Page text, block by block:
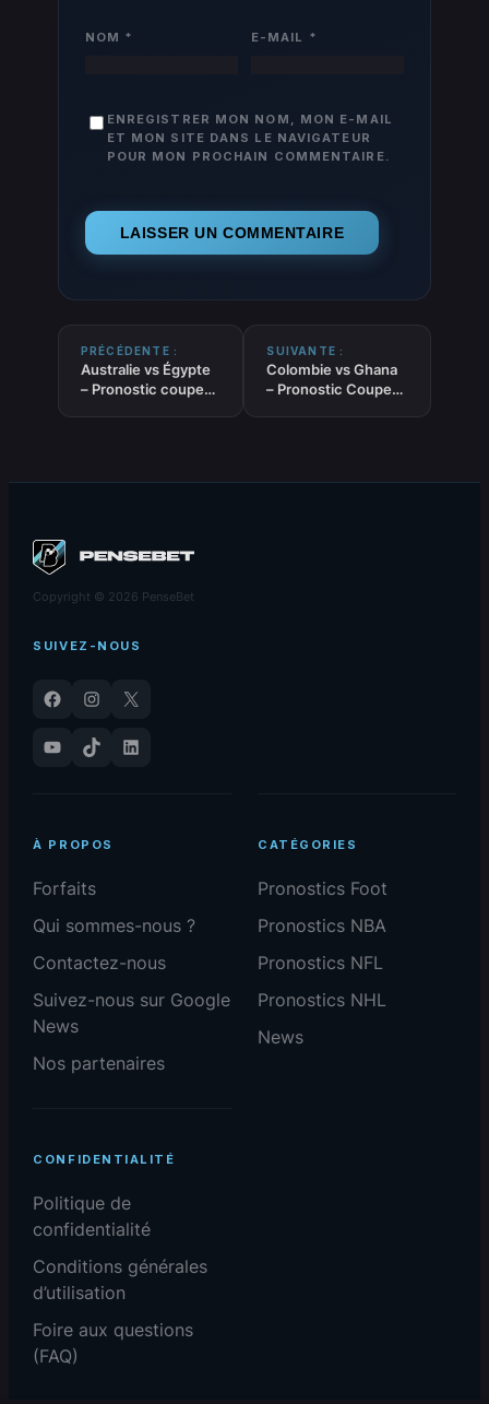
NOM * E-MAIL *
ENREGISTRER MON NOM, MON E-MAIL
ET MON SITE DANS LE NAVIGATEUR
POUR MON PROCHAIN COMMENTAIRE.
PRÉCÉDENTE :
Australie vs Égypte
– Pronostic coupe
SUIVANTE :
Colombie vs Ghana
– Pronostic Coupe
Copyright © 2026 PenseBet
SUIVEZ-NOUS
Facebook Instagram
X
YouTube
TikTok LinkedIn
À PROPOS
Forfaits
Qui sommes-nous ?
Contactez-nous
Suivez-nous sur Google
News
Nos partenaires
CATÉGORIES
Pronostics Foot
Pronostics NBA
Pronostics NFL
Pronostics NHL
News
CONFIDENTIALITÉ
Politique de
confidentialité
Conditions générales
d’utilisation
Foire aux questions
(FAQ)